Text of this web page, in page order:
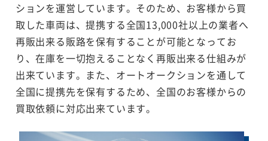
ションを運営しています。そのため、お客様から買
取した車両は、提携する全国13,000社以上の業者へ
再販出来る販路を保有することが可能となってお
り、在庫を一切抱えることなく再販出来る仕組みが
出来ています。また、オートオークションを通して
全国に提携先を保有するため、全国のお客様からの
買取依頼に対応出来ています。